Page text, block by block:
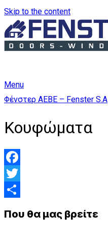
Skip to the content
Menu
Φένστερ ΑΕΒΕ – Fenster S.A
Κουφώματα
Facebook
Twitter
Που θα μας βρείτε